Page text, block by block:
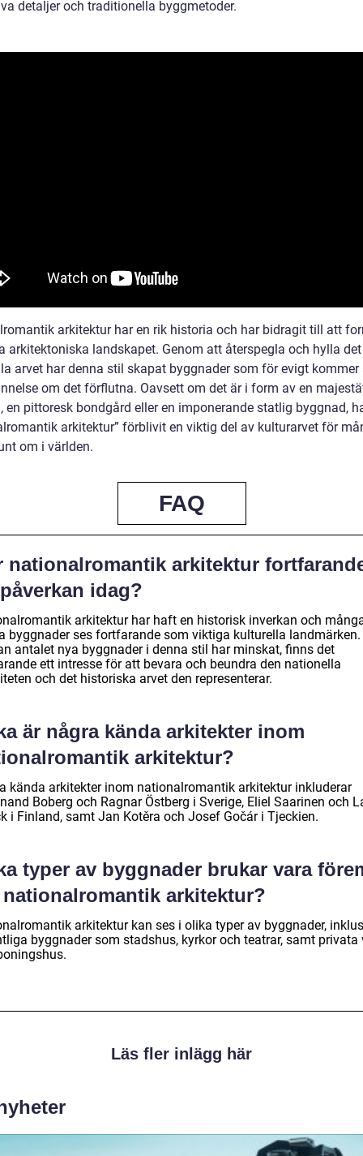
detaljer och traditionella byggmetoder.
arkitektur har en rik historia och har bidragit till att
arkitektoniska landskapet. Genom att återspegla och hylla det
arvet har denna stil skapat byggnader som för evigt kommer
om det förflutna. Oavsett om det är i form av en
en pittoresk bondgård eller en imponerande statlig byggnad,
arkitektur” förblivit en viktig del av kulturarvet för
om i världen.
FAQ
nationalromantik arkitektur
idag?
arkitektur har haft en historisk inverkan och
byggnader ses fortfarande som viktiga kulturella landmärken.
antalet nya byggnader i denna stil har minskat, finns det
ett intresse för att bevara och beundra den nationella
och det historiska arvet den representerar.
är några kända arkitekter inom
arkitektur?
kända arkitekter inom nationalromantik arkitektur inkluderar
Boberg och Ragnar Östberg i Sverige, Eliel Saarinen och
i Finland, samt Jan Kotěra och Josef Gočár i Tjeckien.
typer av byggnader brukar vara
arkitektur?
arkitektur kan ses i olika typer av byggnader,
byggnader som stadshus, kyrkor och teatrar, samt privata
Läs fler inlägg här